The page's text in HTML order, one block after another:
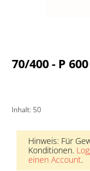
70/400 - P
Inhalt: 50
Hinweis: Für
Konditionen.
einen Account.